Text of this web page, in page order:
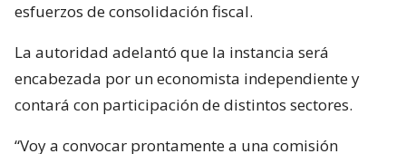
esfuerzos de consolidación fiscal.
La autoridad adelantó que la instancia será
encabezada por un economista independiente y
contará con participación de distintos sectores.
“Voy a convocar prontamente a una comisión